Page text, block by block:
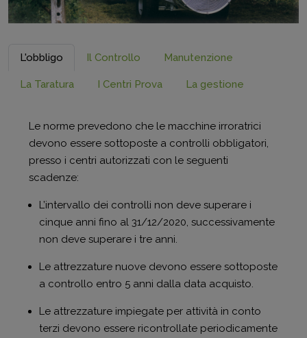
L'obbligo Il Controllo Manutenzione
La Taratura I Centri Prova La gestione
Le norme prevedono che le macchine irroratrici
devono essere sottoposte a controlli obbligatori,
presso i centri autorizzati con le seguenti
scadenze:
L’intervallo dei controlli non deve superare i
cinque anni fino al 31/12/2020, successivamente
non deve superare i tre anni.
Le attrezzature nuove devono essere sottoposte
a controllo entro 5 anni dalla data acquisto.
Le attrezzature impiegate per attività in conto
terzi devono essere ricontrollate periodicamente